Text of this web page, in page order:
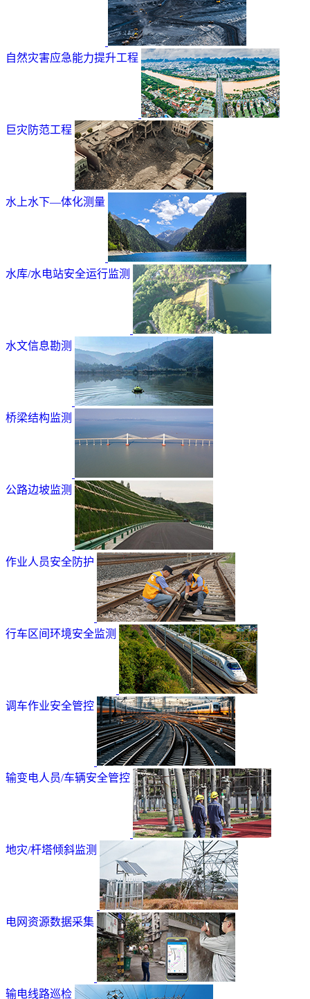
自然灾害应急能力提升工程
巨灾防范工程
水上水下—体化测量
水库/水电站安全运行监测
水文信息勘测
桥梁结构监测
公路边坡监测
作业人员安全防护
行车区间环境安全监测
调车作业安全管控
输变电人员/车辆安全管控
地灾/杆塔倾斜监测
电网资源数据采集
输电线路巡检